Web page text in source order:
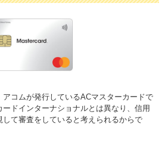
コムが発行しているACマスターカードで
ドインターナショナルとは異なり、信用
て審査をしていると考えられるからで